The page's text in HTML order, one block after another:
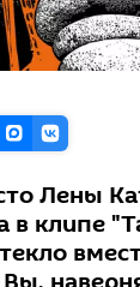
Лены
в клипе